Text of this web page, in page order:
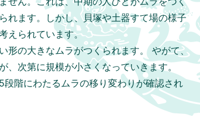
れます。しかし、貝塚や土器すて場の様子
えられています。
形の大きなムラがつくられます。 やがて、
次第に規模が小さくなっていきます。
階にわたるムラの移り変わりが確認され